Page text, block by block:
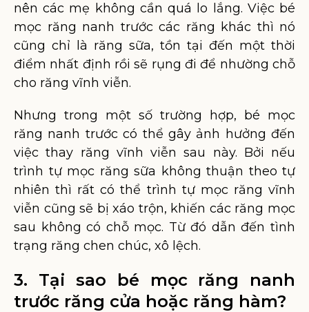
nên các mẹ không cần quá lo lắng. Việc bé
mọc răng nanh trước các răng khác thì nó
cũng chỉ là răng sữa, tồn tại đến một thời
điểm nhất định rồi sẽ rụng đi để nhường chỗ
cho răng vĩnh viễn.
Nhưng trong một số trường hợp, bé mọc
răng nanh trước có thể gây ảnh hưởng đến
việc thay răng vĩnh viễn sau này. Bởi nếu
trình tự mọc răng sữa không thuận theo tự
nhiên thì rất có thể trình tự mọc răng vĩnh
viễn cũng sẽ bị xáo trộn, khiến các răng mọc
sau không có chỗ mọc. Từ đó dẫn đến tình
trạng răng chen chúc, xô lệch.
3. Tại sao bé mọc răng nanh
trước răng cửa hoặc răng hàm?